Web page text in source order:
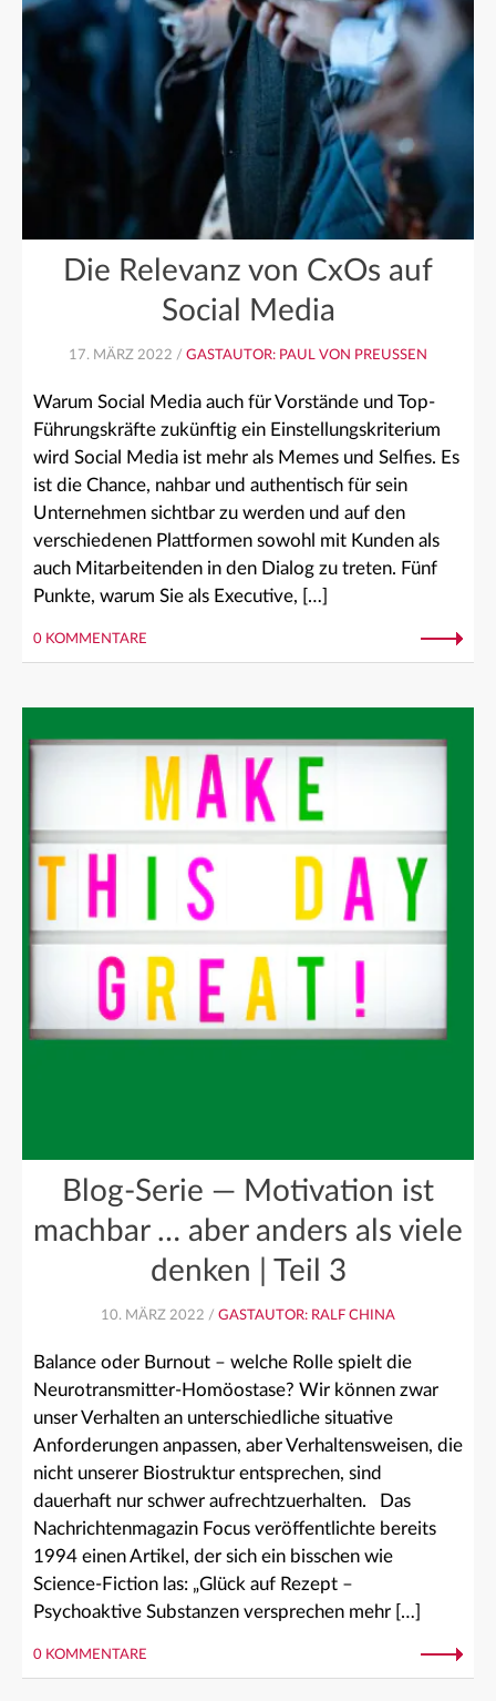
Die Relevanz von CxOs auf
Social Media
17. MÄRZ 2022 / GASTAUTOR: PAUL VON PREUSSEN
Warum Social Media auch für Vorstände und Top-
Führungskräfte zukünftig ein Einstellungskriterium
wird Social Media ist mehr als Memes und Selfies. Es
ist die Chance, nahbar und authentisch für sein
Unternehmen sichtbar zu werden und auf den
verschiedenen Plattformen sowohl mit Kunden als
auch Mitarbeitenden in den Dialog zu treten. Fünf
Punkte, warum Sie als Executive, […]
0 KOMMENTARE
Blog-Serie — Motivation ist
machbar … aber anders als viele
denken | Teil 3
10. MÄRZ 2022 / GASTAUTOR: RALF CHINA
Balance oder Burnout – welche Rolle spielt die
Neurotransmitter-Homöostase? Wir können zwar
unser Verhalten an unterschiedliche situative
Anforderungen anpassen, aber Verhaltensweisen, die
nicht unserer Biostruktur entsprechen, sind
dauerhaft nur schwer aufrechtzuerhalten. Das
Nachrichtenmagazin Focus veröffentlichte bereits
1994 einen Artikel, der sich ein bisschen wie
Science-Fiction las: „Glück auf Rezept –
Psychoaktive Substanzen versprechen mehr […]
0 KOMMENTARE